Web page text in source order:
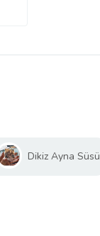
Dikiz Ayna Süsü